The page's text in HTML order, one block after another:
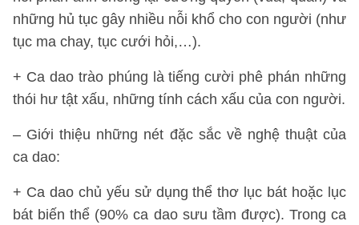
những hủ tục gây nhiều nỗi khổ cho con người (như
tục ma chay, tục cưới hỏi,…).
+ Ca dao trào phúng là tiếng cười phê phán những
thói hư tật xấu, những tính cách xấu của con người.
– Giới thiệu những nét đặc sắc về nghệ thuật của
ca dao:
+ Ca dao chủ yếu sử dụng thể thơ lục bát hoặc lục
bát biến thể (90% ca dao sưu tầm được). Trong ca